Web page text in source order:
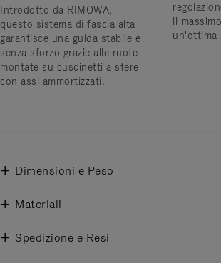
Introdotto da RIMOWA,
questo sistema di fascia alta
garantisce una guida stabile e
senza sforzo grazie alle ruote
montate su cuscinetti a sfere
con assi ammortizzati.
il
un'ottima
Dimensioni e Peso
Materiali
Spedizione e Resi